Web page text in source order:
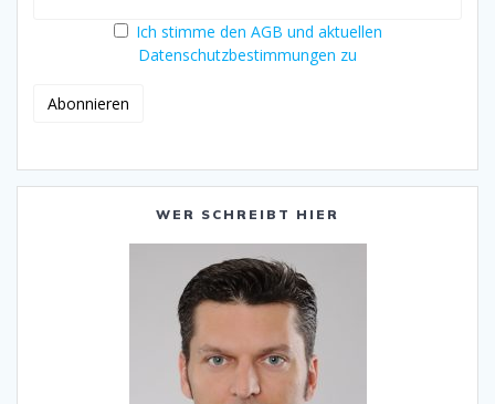
Ich stimme den AGB und aktuellen
Datenschutzbestimmungen zu
WER SCHREIBT HIER